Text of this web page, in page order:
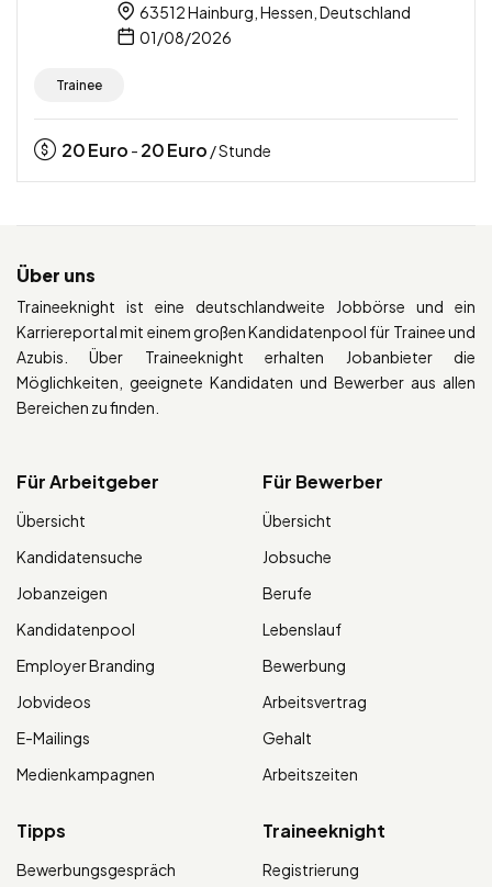
63512 Hainburg, Hessen, Deutschland
01/08/2026
Trainee
20Euro - 20Euro / Stunde
Über uns
Traineeknight ist eine deutschlandweite Jobbörse und ein
Karriereportal mit einem großen Kandidatenpool für Trainee und
Azubis. Über Traineeknight erhalten Jobanbieter die
Möglichkeiten, geeignete Kandidaten und Bewerber aus allen
Bereichen zu finden.
Für Arbeitgeber
Übersicht
Kandidatensuche
Jobanzeigen
Kandidatenpool
Employer Branding
Jobvideos
E-Mailings
Medienkampagnen
Für Bewerber
Übersicht
Jobsuche
Berufe
Lebenslauf
Bewerbung
Arbeitsvertrag
Gehalt
Arbeitszeiten
Tipps
Bewerbungsgespräch
Traineeknight
Registrierung